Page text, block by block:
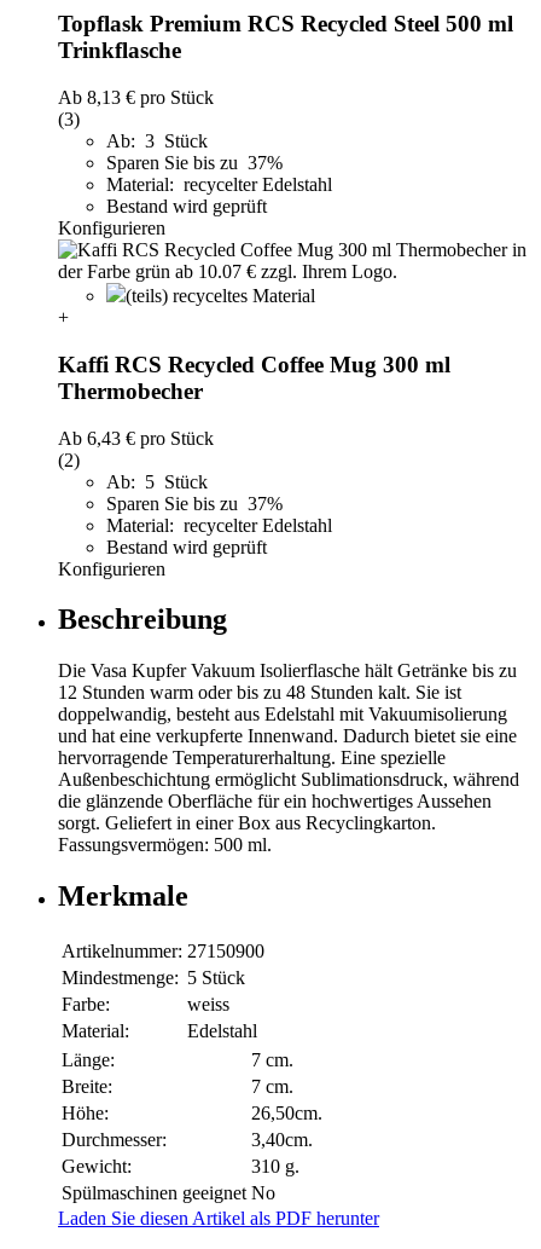
Topflask Premium RCS Recycled Steel 500 ml
Trinkflasche
Ab 8,13 € pro Stück
(3)
Ab: 3 Stück
Sparen Sie bis zu 37%
Material: recycelter Edelstahl
Bestand wird geprüft
Konfigurieren
(teils) recyceltes Material
+
Kaffi RCS Recycled Coffee Mug 300 ml
Thermobecher
Ab 6,43 € pro Stück
(2)
Ab: 5 Stück
Sparen Sie bis zu 37%
Material: recycelter Edelstahl
Bestand wird geprüft
Konfigurieren
Beschreibung
Die Vasa Kupfer Vakuum Isolierflasche hält Getränke bis zu
12 Stunden warm oder bis zu 48 Stunden kalt. Sie ist
doppelwandig, besteht aus Edelstahl mit Vakuumisolierung
und hat eine verkupferte Innenwand. Dadurch bietet sie eine
hervorragende Temperaturerhaltung. Eine spezielle
Außenbeschichtung ermöglicht Sublimationsdruck, während
die glänzende Oberfläche für ein hochwertiges Aussehen
sorgt. Geliefert in einer Box aus Recyclingkarton.
Fassungsvermögen: 500 ml.
Merkmale
Artikelnummer: 27150900
Mindestmenge: 5 Stück
Farbe:
weiss
Material:
Edelstahl
Länge:
7 cm.
Breite:
7 cm.
Höhe:
26,50cm.
Durchmesser:
3,40cm.
Gewicht:
310 g.
Spülmaschinen geeignet No
Laden Sie diesen Artikel als PDF herunter